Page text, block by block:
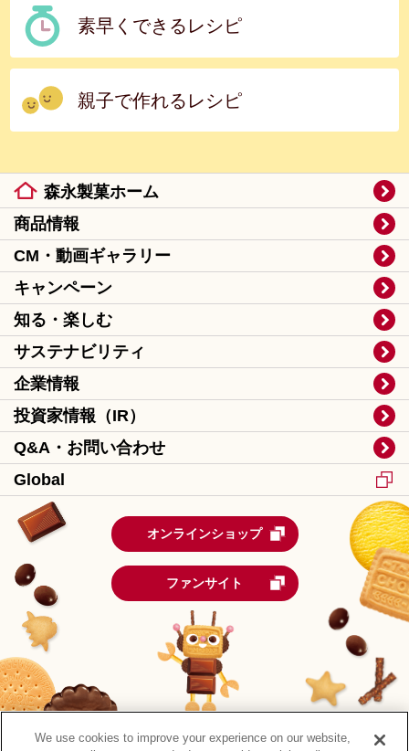
素早くできるレシピ
親子で作れるレシピ
森永製菓ホーム
商品情報
CM・動画ギャラリー
キャンペーン
知る・楽しむ
サステナビリティ
企業情報
投資家情報（IR）
Q&A・お問い合わせ
Global
オンラインショップ
ファンサイト
We use cookies to improve your experience on our website,